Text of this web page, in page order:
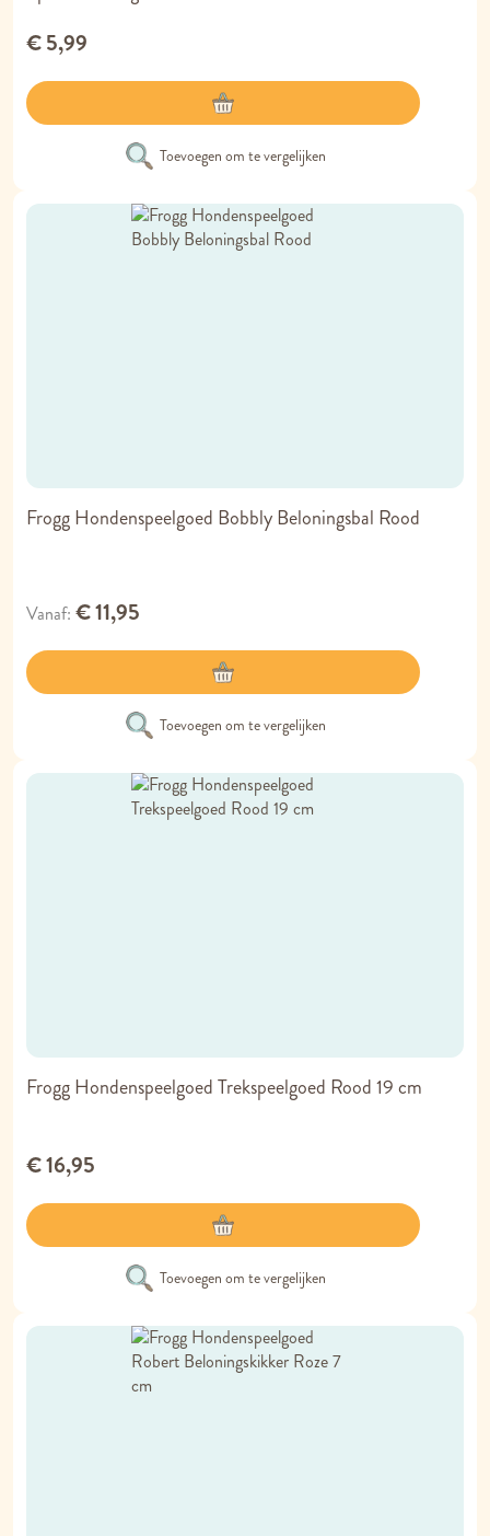
€ 5,99
Toevoegen om te vergelijken
Frogg Hondenspeelgoed Bobbly Beloningsbal Rood
Vanaf € 11,95
Toevoegen om te vergelijken
Frogg Hondenspeelgoed Trekspeelgoed Rood 19 cm
€ 16,95
Toevoegen om te vergelijken